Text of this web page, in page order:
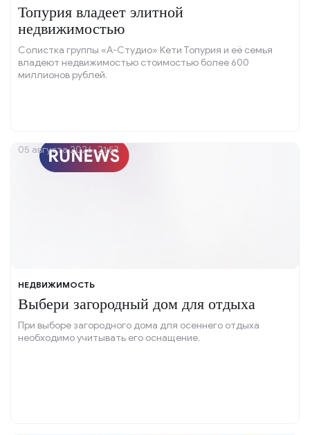
Топурия владеет элитной
недвижимостью
Солистка группы «А-Студио» Кети Топурия и её семья
владеют недвижимостью стоимостью более 600
миллионов рублей.
НЕДВИЖИМОСТЬ
Выбери загородный дом для отдыха
При выборе загородного дома для осеннего отдыха
необходимо учитывать его оснащение.
05 августа 2026, 21:53